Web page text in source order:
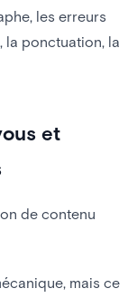
les erreurs
la ponctuation, la
et
de contenu
mais ce